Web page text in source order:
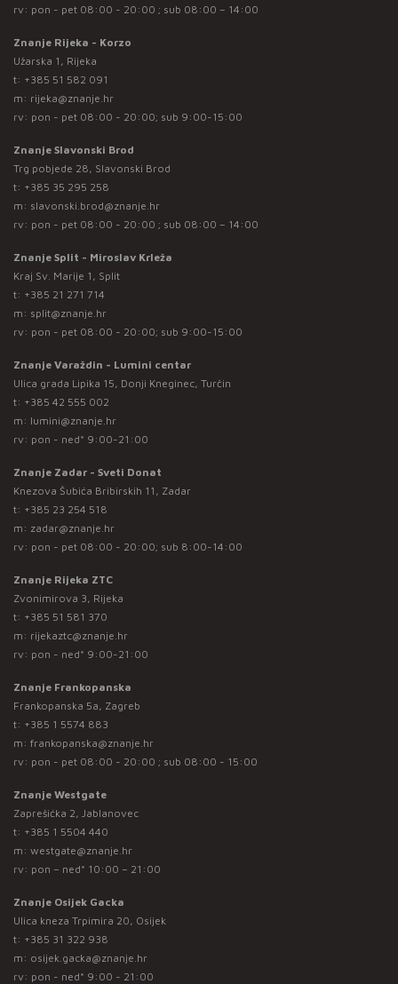
rv: pon - pet 08:00 - 20:00 ; sub 08:00 – 14:00
Znanje Rijeka - Korzo
Užarska 1, Rijeka
t: +385 51 582 091
m: rijeka@znanje.hr
rv: pon - pet 08:00 - 20:00; sub 9:00-15:00
Znanje Slavonski Brod
Trg pobjede 28, Slavonski Brod
t: +385 35 295 258
m: slavonski.brod@znanje.hr
rv: pon - pet 08:00 - 20:00 ; sub 08:00 – 14:00
Znanje Split - Miroslav Krleža
Kraj Sv. Marije 1, Split
t: +385 21 271 714
m: split@znanje.hr
rv: pon - pet 08:00 - 20:00; sub 9:00-15:00
Znanje Varaždin - Lumini centar
Ulica grada Lipika 15, Donji Kneginec, Turčin
t: +385 42 555 002
m: lumini@znanje.hr
rv: pon - ned* 9:00-21:00
Znanje Zadar - Sveti Donat
Knezova Šubića Bribirskih 11, Zadar
t: +385 23 254 518
m: zadar@znanje.hr
rv: pon - pet 08:00 - 20:00; sub 8:00-14:00
Znanje Rijeka ZTC
Zvonimirova 3, Rijeka
t: +385 51 581 370
m: rijekaztc@znanje.hr
rv: pon - ned* 9:00-21:00
Znanje Frankopanska
Frankopanska 5a, Zagreb
t: +385 1 5574 883
m: frankopanska@znanje.hr
rv: pon - pet 08:00 - 20:00 ; sub 08:00 - 15:00
Znanje Westgate
Zaprešićka 2, Jablanovec
t: +385 1 5504 440
m: westgate@znanje.hr
rv: pon – ned* 10:00 – 21:00
Znanje Osijek Gacka
Ulica kneza Trpimira 20, Osijek
t: +385 31 322 938
m: osijek.gacka@znanje.hr
rv: pon - ned* 9:00 - 21:00